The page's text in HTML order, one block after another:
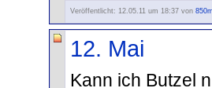
Veröffentlicht: 12.05.11 um 18:37 von
12. Mai
Kann ich Butzel